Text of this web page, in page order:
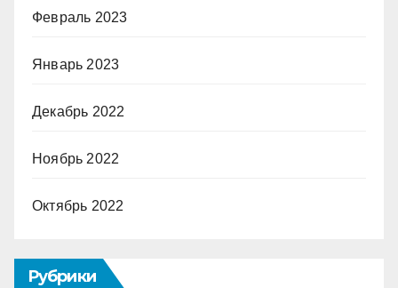
Февраль 2023
Январь 2023
Декабрь 2022
Ноябрь 2022
Октябрь 2022
Рубрики